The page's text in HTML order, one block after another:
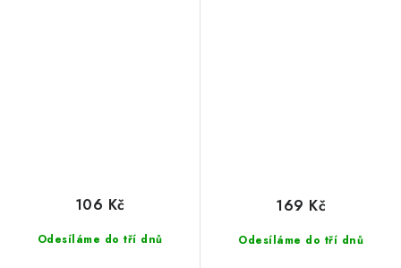
Odesíláme do tří dnů
106 Kč
Odesíláme do tří dnů
169 Kč